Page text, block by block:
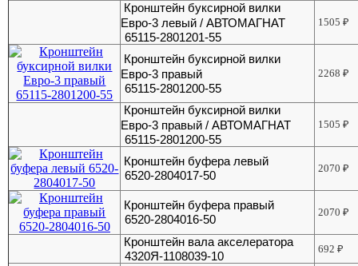
Кронштейн буксирной вилки
Евро-3 левый / АВТОМАГНАТ
65115-2801201-55
1505₽
Кронштейн буксирной вилки
Евро-3 правый
65115-2801200-55
2268₽
Кронштейн буксирной вилки
Евро-3 правый / АВТОМАГНАТ
65115-2801200-55
1505₽
Кронштейн буфера левый
6520-2804017-50
2070₽
Кронштейн буфера правый
6520-2804016-50
2070₽
Кронштейн вала акселератора
4320Я-1108039-10
692₽